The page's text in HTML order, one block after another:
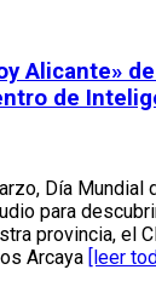
Alicante»
de
Día Mundial
para
provincia, el
Arcaya [leer